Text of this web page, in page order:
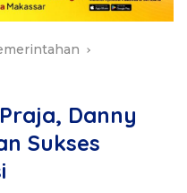
Danny
Sukses